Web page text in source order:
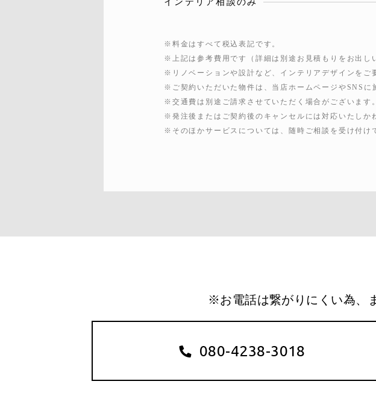
※料金はすべて税込表記です。
※上記は参考費用です
（詳細は別途お見積もりをお出し
※リノベーションや設計など、インテリアデザインをご
※ご契約いただいた物件は、当店ホームページやSNSに
※交通費は別途ご請求させていただく場合がございます。
※発注後またはご契約後のキャンセルには対応いたしか
※そのほかサービスについては、随時ご相談を受け付け
※お電話は繋がりにくい為、
080-4238-3018